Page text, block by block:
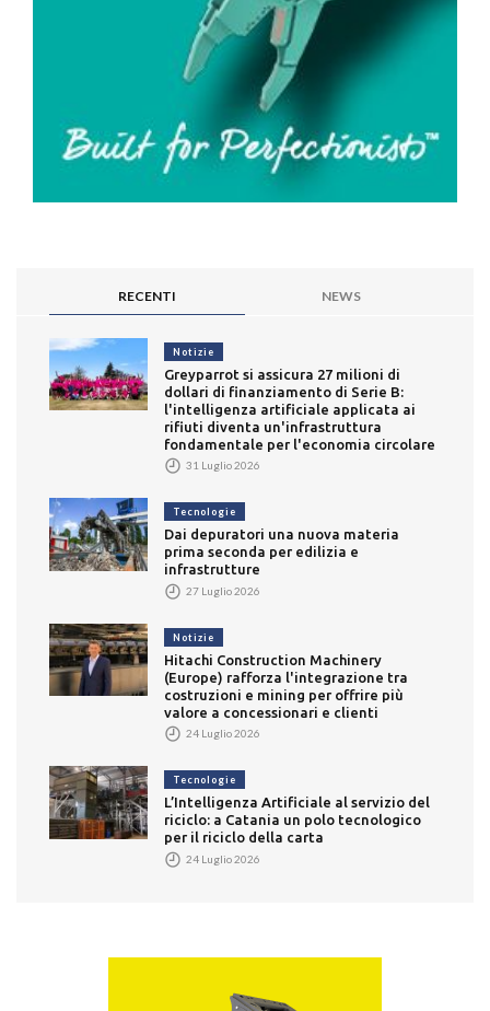
RECENTI NEWS
Notizie
Greyparrot si assicura 27 milioni di
dollari di finanziamento di Serie B:
l'intelligenza artificiale applicata ai
rifiuti diventa un'infrastruttura
fondamentale per l'economia circolare
31 Luglio 2026
Tecnologie
Dai depuratori una nuova materia
prima seconda per edilizia e
infrastrutture
27 Luglio 2026
Notizie
Hitachi Construction Machinery
(Europe) rafforza l'integrazione tra
costruzioni e mining per offrire più
valore a concessionari e clienti
24 Luglio 2026
Tecnologie
L’Intelligenza Artificiale al servizio del
riciclo: a Catania un polo tecnologico
per il riciclo della carta
24 Luglio 2026